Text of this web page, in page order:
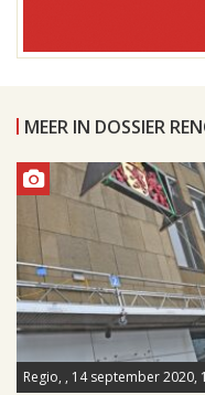
MEER IN DOSSIER
Regio, , 14 september 2020,